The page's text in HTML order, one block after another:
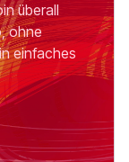
überall
ohne
einfaches